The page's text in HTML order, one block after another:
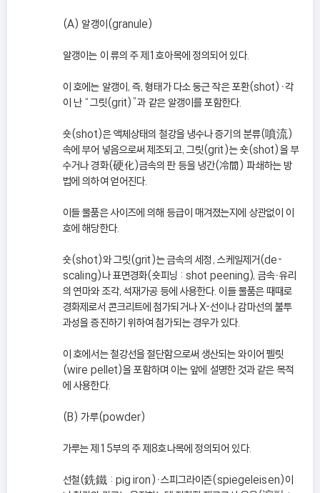
(A) 알갱이(granule)
알갱이는 이 류의 주 제1호아목에 정의되어 있다.
이 호에는 알갱이, 즉, 형태가 다소 둥근 작은 포환(shot)ㆍ각
이 난 “그릿(grit)”과 같은 알갱이를 포함한다.
숏(shot)은 액체상태의 철강을 냉수나 증기의 분류(噴流)
속에 부어 넣음으로써 제조되고, 그릿(grit)는 숏(shot)을 부
수거나 경화(硬化)금속의 판 등을 냉간(冷間) 파쇄하는 방
법에 의하여 얻어진다.
이들 물품은 사이즈에 의해 등급이 매겨졌는지에 상관없이 이
호에 해당한다.
숏(shot)와 그릿(grit)는 금속의 세정, 스케일제거(de-
scaling)나 표면경화(숏피닝 : shot peening), 금속ㆍ유리
의 연마와 조각, 석재가공 등에 사용한다. 이들 물품은 때때로
경화제로서 콘크리트에 첨가되거나 X-선이나 감마선의 불투
과성을 증진하기 위하여 첨가되는 경우가 있다.
이 호에서는 철강선을 절단함으로써 생산되는 와이어 펠릿
(wire pellet)을 포함하며 이는 앞에 설명한 것과 같은 목적
에 사용한다.
(B) 가루(powder)
가루는 제15부의 주 제8호나목에 정의되어 있다.
선철(銑鐵 : pig iron)ㆍ스피그라이즌(spiegeleisen)이